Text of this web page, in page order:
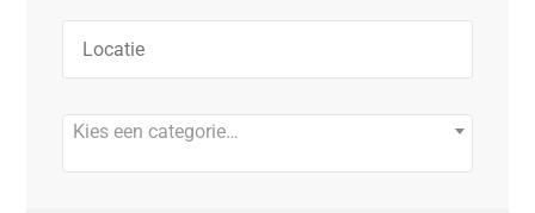
Kies een categorie…